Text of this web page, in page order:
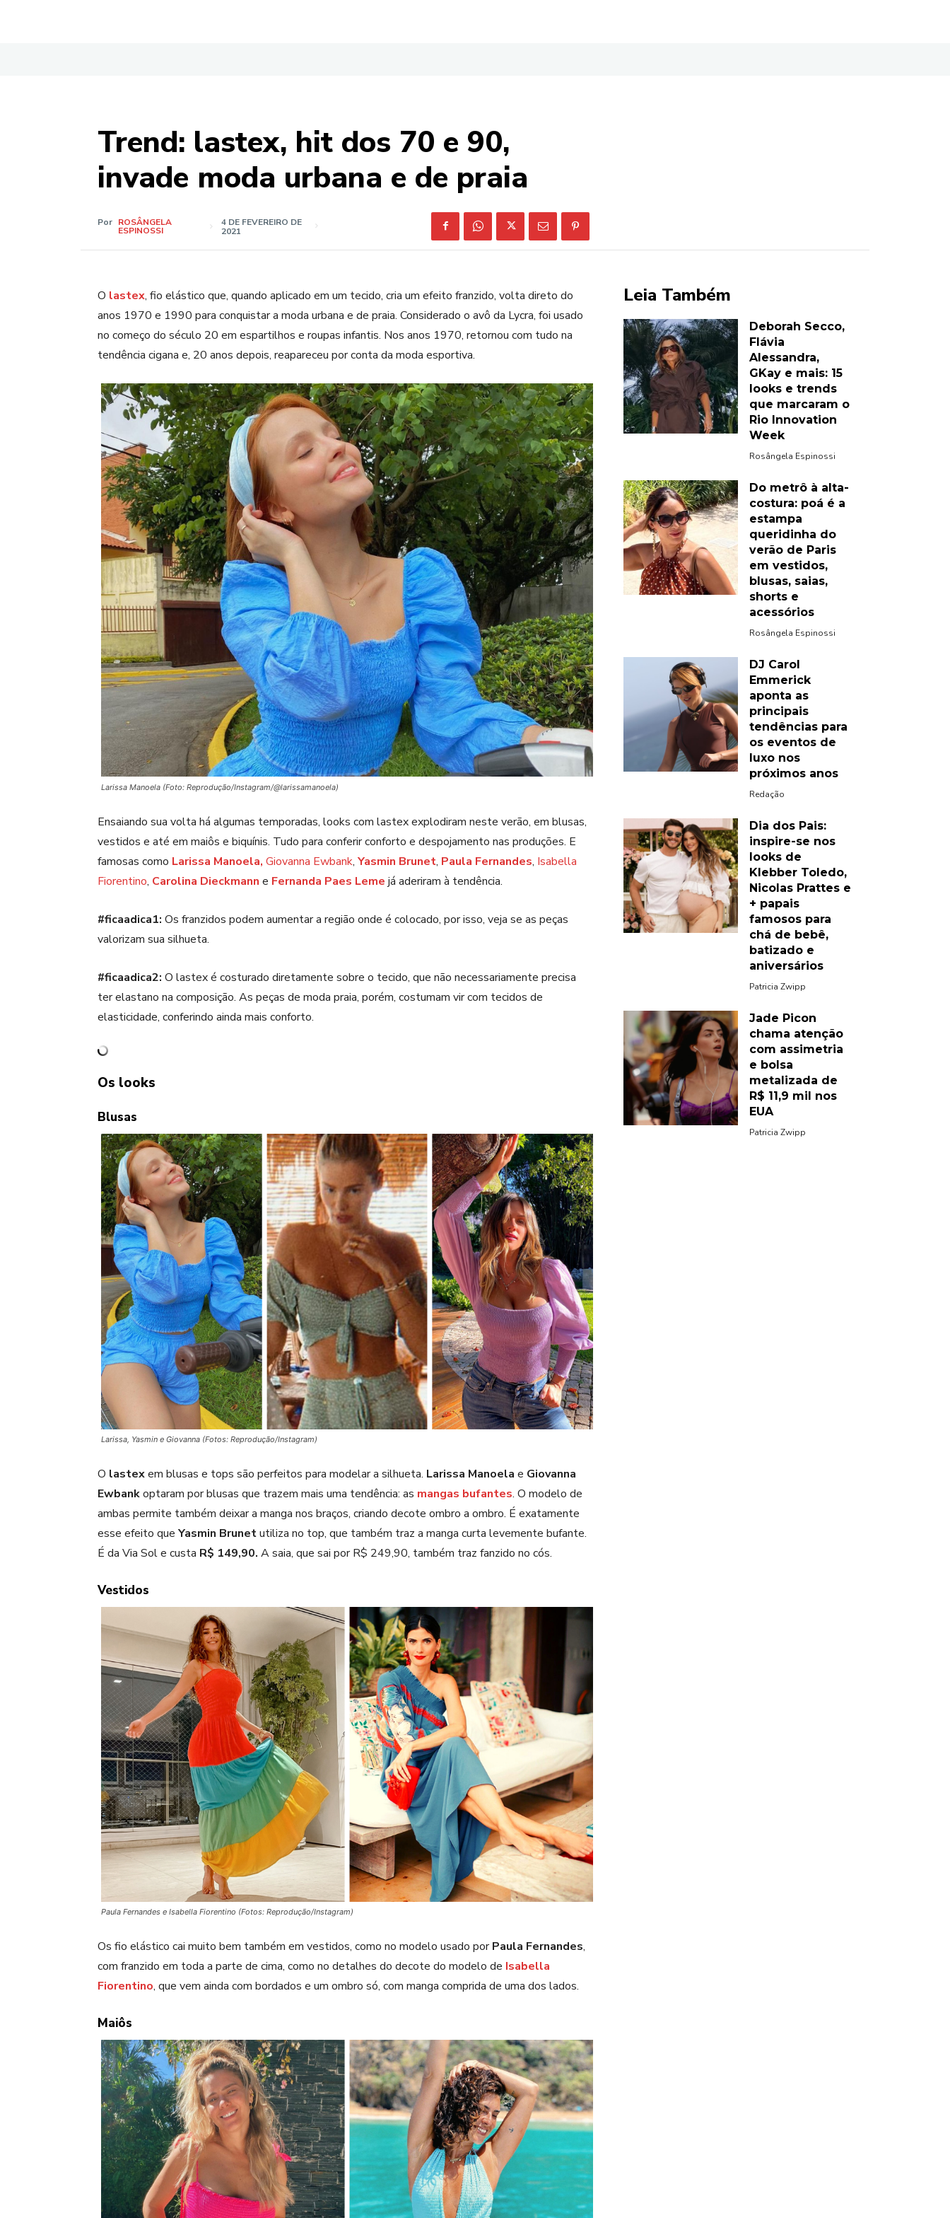
Trend: lastex, hit dos 70 e 90,
invade moda urbana e de praia
Por ROSÂNGELA
ESPINOSSI
4 DE FEVEREIRO DE
2021
O lastex, fio elástico que, quando aplicado em um tecido, cria um efeito franzido, volta direto do
anos 1970 e 1990 para conquistar a moda urbana e de praia. Considerado o avô da Lycra, foi usado
no começo do século 20 em espartilhos e roupas infantis. Nos anos 1970, retornou com tudo na
tendência cigana e, 20 anos depois, reapareceu por conta da moda esportiva.
Larissa Manoela (Foto: Reprodução/Instagram/@larissamanoela)
Ensaiando sua volta há algumas temporadas, looks com lastex explodiram neste verão, em blusas,
vestidos e até em maiôs e biquínis. Tudo para conferir conforto e despojamento nas produções. E
famosas como Larissa Manoela, Giovanna Ewbank, Yasmin Brunet, Paula Fernandes, Isabella
Fiorentino, Carolina Dieckmann e Fernanda Paes Leme já aderiram à tendência.
#ficaadica1: Os franzidos podem aumentar a região onde é colocado, por isso, veja se as peças
valorizam sua silhueta.
#ficaadica2: O lastex é costurado diretamente sobre o tecido, que não necessariamente precisa
ter elastano na composição. As peças de moda praia, porém, costumam vir com tecidos de
elasticidade, conferindo ainda mais conforto.
Os looks
Blusas
Larissa, Yasmin e Giovanna (Fotos: Reprodução/Instagram)
O lastexem blusas e tops são perfeitos para modelar a silhueta. Larissa Manoela e Giovanna
Ewbankoptaram por blusas que trazem mais uma tendência: as mangas bufantes. O modelo de
ambas permite também deixar a manga nos braços, criando decote ombro a ombro. É exatamente
esse efeito que Yasmin Brunetutiliza no top, que também traz a manga curta levemente bufante.
É da Via Sol e custa R$ 149,90. A saia, que sai por R$ 249,90, também traz fanzido no cós.
Vestidos
Paula Fernandes e Isabella Fiorentino (Fotos: Reprodução/Instagram)
Os fio elástico cai muito bem também em vestidos, como no modelo usado porPaula Fernandes,
com franzido em toda a parte de cima, como no detalhes do decote do modelo de Isabella
Fiorentino, que vem ainda com bordados e um ombro só, com manga comprida de uma dos lados.
Maiôs
Leia Também
Deborah Secco,
Flávia
Alessandra,
GKay e mais: 15
looks e trends
que marcaram o
Rio Innovation
Week
Rosângela Espinossi
Do metrô à alta-
costura: poá é a
estampa
queridinha do
verão de Paris
em vestidos,
blusas, saias,
shorts e
acessórios
Rosângela Espinossi
DJ Carol
Emmerick
aponta as
principais
tendências para
os eventos de
luxo nos
próximos anos
Redação
Dia dos Pais:
inspire-se nos
looks de
Klebber Toledo,
Nicolas Prattes e
+ papais
famosos para
chá de bebê,
batizado e
aniversários
Patricia Zwipp
Jade Picon
chama atenção
com assimetria
e bolsa
metalizada de
R$ 11,9 mil nos
EUA
Patricia Zwipp